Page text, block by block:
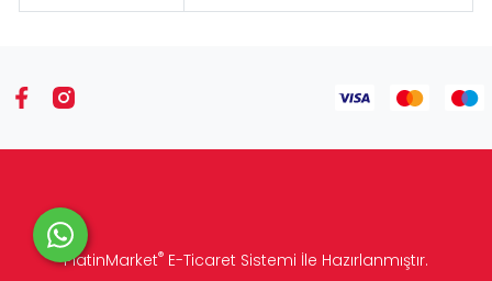
PlatinMarket® E-Ticaret Sistemi İle Hazırlanmıştır.